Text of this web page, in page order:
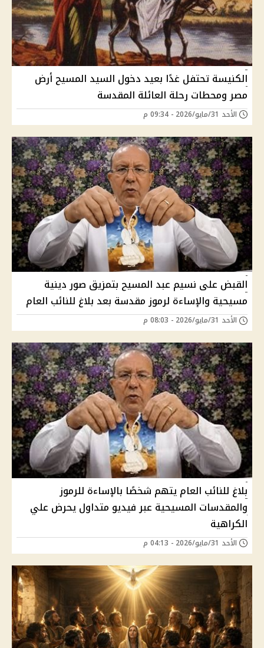
الكنيسة تحتفل غدًا بعيد دخول السيد المسيح أرض
مصر ومحطات رحلة العائلة المقدسة
الأحد 31/مايو/2026 - 09:34 م
القبض على نسيم عبد المسيح بتمزيق صور دينية
مسيحية والإساءة لرموز مقدسة بعد بلاغ للنائب العام
الأحد 31/مايو/2026 - 08:03 م
بلاغ للنائب العام يتهم شخصًا بالإساءة للرموز
والمقدسات المسيحية عبر فيديو متداول يحرض علي
الكراهية
الأحد 31/مايو/2026 - 04:13 م